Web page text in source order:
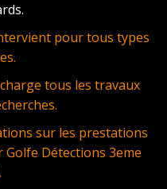
pour tous types
tous les travaux
sur les prestations
Détections 3eme